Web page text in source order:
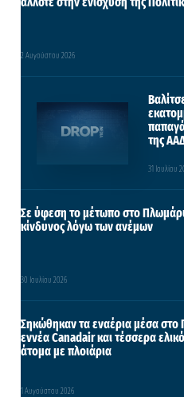
2 Αυγούστου 2026
της
31 Ιουλίου
Σε ύφεση το μέτωπο στο
κίνδυνος λόγω των ανέμων
30 Ιουλίου 2026
Σηκώθηκαν τα εναέρια μέσα στο
εννέα Canadair και τέσσερα
άτομα με πλοιάρια
1 Αυγούστου 2026